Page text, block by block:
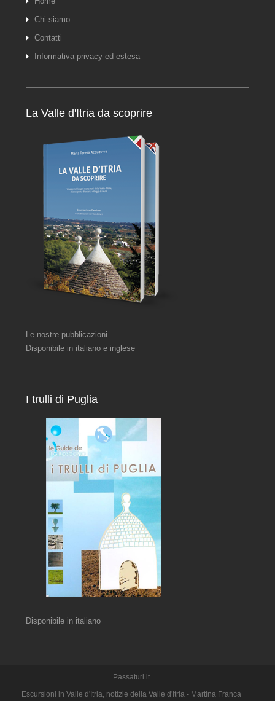
Chi siamo
Contatti
Informativa privacy ed estesa
La Valle d'Itria da scoprire
Le nostre pubblicazioni.
Disponibile in italiano e inglese
I trulli di Puglia
Disponibile in italiano
Passaturi.it
Escursioni in Valle d'Itria, notizie della Valle d'Itria - Martina Franca